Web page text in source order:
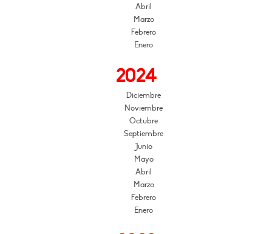
Abril
Marzo
Febrero
Enero
2024
Diciembre
Noviembre
Octubre
Septiembre
Junio
Mayo
Abril
Marzo
Febrero
Enero